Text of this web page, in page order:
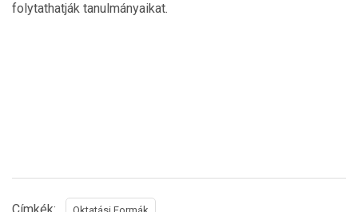
folytathatják tanulmányaikat.